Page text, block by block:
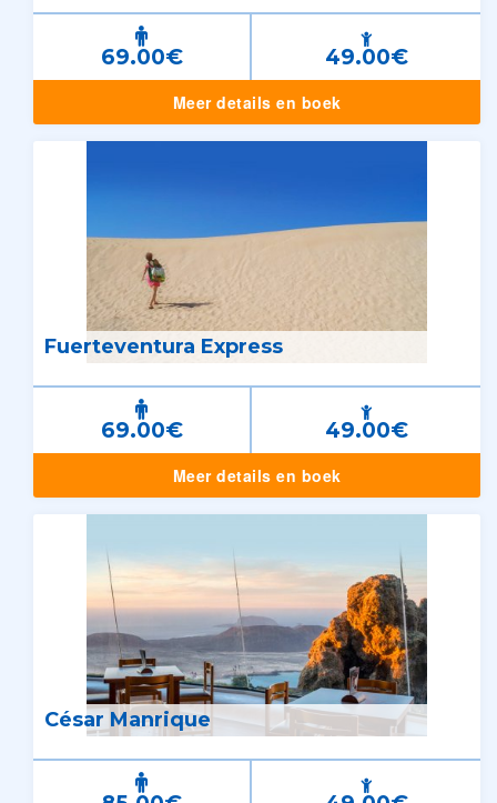
69.00€ 49.00€
Meer details en boek
Fuerteventura Express
69.00€ 49.00€
Meer details en boek
César Manrique